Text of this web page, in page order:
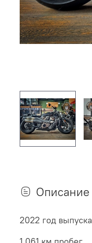
Описание
2022 год выпуска